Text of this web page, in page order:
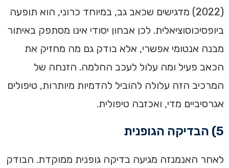
‏(2022) מדגישים שכאב גב, במיוחד כרוני, הוא תופעה
ביופסיכוסוציאלית. לכן אבחון יסודי אינו מסתפק באיתור
מבנה אנטומי אפשרי, אלא בודק גם מה מחזיק את
הכאב פעיל ומה עלול לעכב החלמה. הזנחה של
המרכיב הזה עלולה להוביל להדמיות מיותרות, טיפולים
אגרסיביים מדי, ואכזבה טיפולית.
5) הבדיקה הגופנית
לאחר האנמנזה מגיעה בדיקה גופנית ממוקדת. הבודק